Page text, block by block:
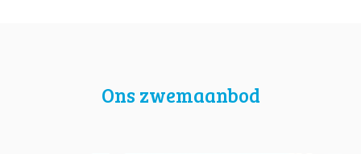
Ons zwemaanbod